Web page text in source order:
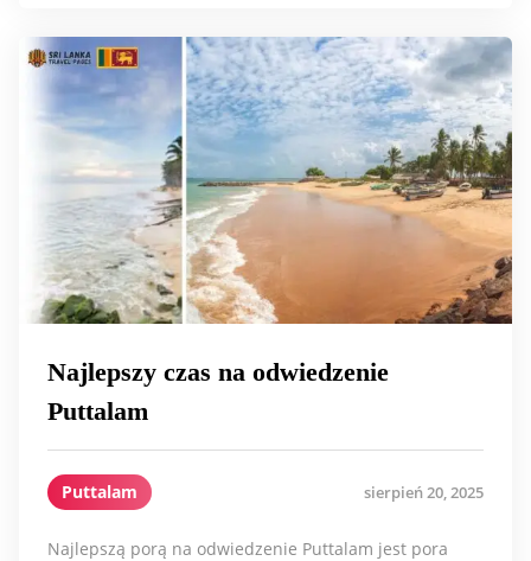
Najlepszy czas na odwiedzenie
Puttalam
Puttalam sierpień 20, 2025
Najlepszą porą na odwiedzenie Puttalam jest pora